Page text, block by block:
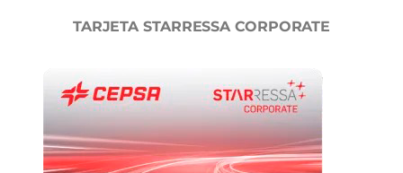
TARJETA STARRESSA CORPORATE